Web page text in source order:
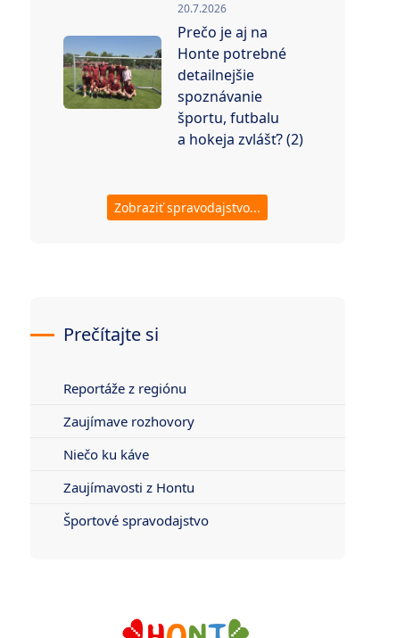
20.7.2026
Prečo je aj na
Honte potrebné
detailnejšie
spoznávanie
športu, futbalu
a hokeja zvlášť? (2)
Zobraziť spravodajstvo...
Prečítajte si
Reportáže z regiónu
Zaujímave rozhovory
Niečo ku káve
Zaujímavosti z Hontu
Športové spravodajstvo